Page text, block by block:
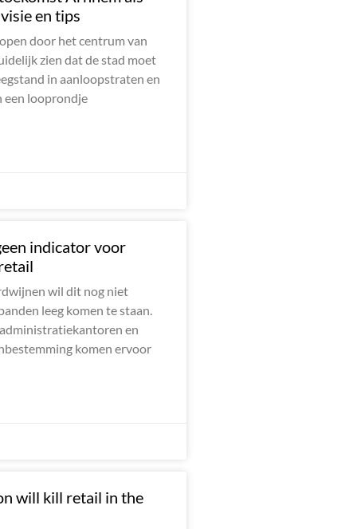
en tips
door het centrum van
zien dat de stad moet
in aanloopstraten en
een looprondje
indicator voor
wil dit nog niet
leeg komen te staan.
administratiekantoren en
komen ervoor
will kill retail in the